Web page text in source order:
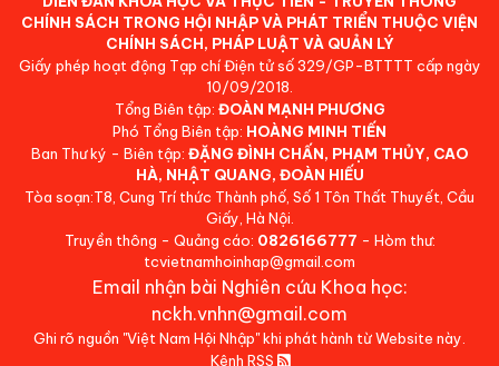
CHÍNH SÁCH TRONG HỘI NHẬP VÀ PHÁT TRIỂN THUỘC VIỆN
CHÍNH SÁCH, PHÁP LUẬT VÀ QUẢN LÝ
Giấy phép hoạt động Tạp chí Điện tử số 329/GP-BTTTT cấp ngày
10/09/2018.
Tổng Biên tập: ĐOÀN MẠNH PHƯƠNG
Phó Tổng Biên tập: HOÀNG MINH TIẾN
Ban Thư ký - Biên tập: ĐẶNG ĐÌNH CHẤN, PHẠM THỦY, CAO
HÀ, NHẬT QUANG, ĐOÀN HIẾU
Tòa soạn:T8, Cung Trí thức Thành phố, Số 1 Tôn Thất Thuyết, Cầu
Giấy, Hà Nội.
Truyền thông - Quảng cáo: 0826166777 - Hòm thư:
tcvietnamhoinhap@gmail.com
Email nhận bài Nghiên cứu Khoa học:
nckh.vnhn@gmail.com
Ghi rõ nguồn "Việt Nam Hội Nhập" khi phát hành từ Website này.
Kênh RSS